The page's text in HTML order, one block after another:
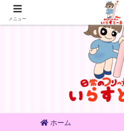
ホーム
メニュー